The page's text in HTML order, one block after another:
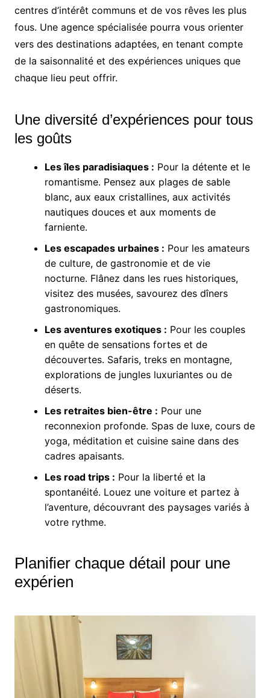
centres d’intérêt communs et de vos rêves les plus
fous. Une agence spécialisée pourra vous orienter
vers des destinations adaptées, en tenant compte
de la saisonnalité et des expériences uniques que
chaque lieu peut offrir.
Une diversité d’expériences pour tous
les goûts
Les îles paradisiaques : Pour la détente et le
romantisme. Pensez aux plages de sable
blanc, aux eaux cristallines, aux activités
nautiques douces et aux moments de
farniente.
Les escapades urbaines : Pour les amateurs
de culture, de gastronomie et de vie
nocturne. Flânez dans les rues historiques,
visitez des musées, savourez des dîners
gastronomiques.
Les aventures exotiques : Pour les couples
en quête de sensations fortes et de
découvertes. Safaris, treks en montagne,
explorations de jungles luxuriantes ou de
déserts.
Les retraites bien-être : Pour une
reconnexion profonde. Spas de luxe, cours de
yoga, méditation et cuisine saine dans des
cadres apaisants.
Les road trips : Pour la liberté et la
spontanéité. Louez une voiture et partez à
l’aventure, découvrant des paysages variés à
votre rythme.
Planifier chaque détail pour une
expérien